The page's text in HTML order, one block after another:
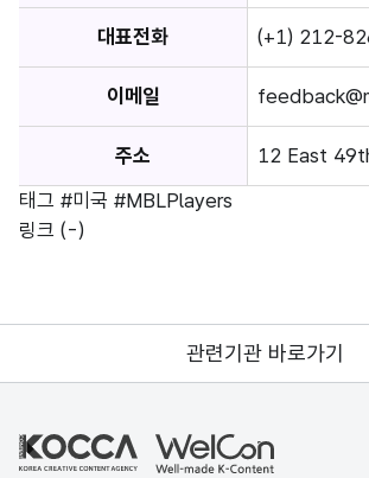
대표전화 (+1) 212-
이메일
주소
12 East
태그 #미국 #MBLPlayers
링크 (-)
관련기관 바로가기